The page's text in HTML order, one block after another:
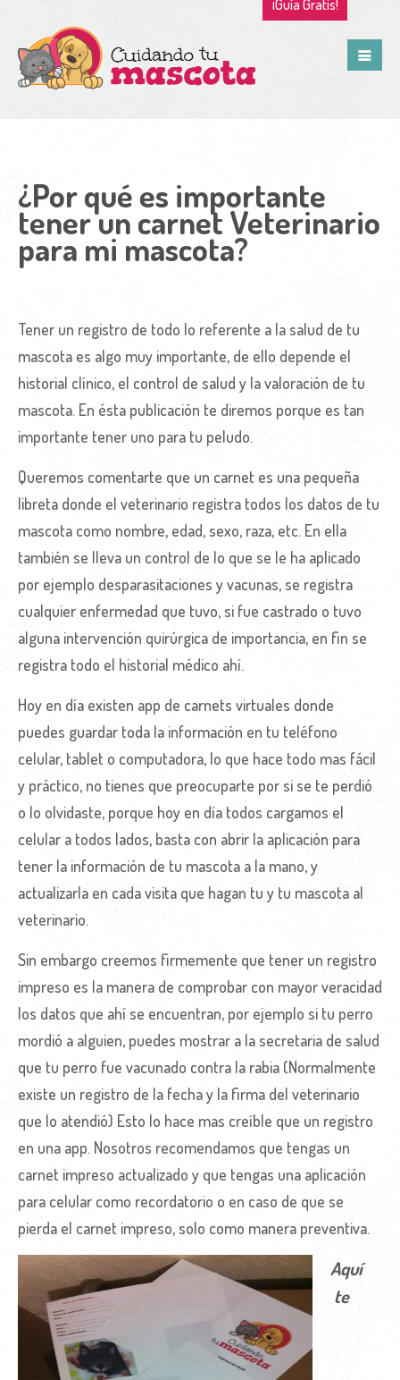
¡Guía Gratis!
¿Por qué es importante
tener un carnet Veterinario
para mi mascota?
Tener un registro de todo lo referente a la salud de tu
mascota es algo muy importante, de ello depende el
historial clínico, el control de salud y la valoración de tu
mascota. En ésta publicación te diremos porque es tan
importante tener uno para tu peludo.
Queremos comentarte que un carnet es una pequeña
libreta donde el veterinario registra todos los datos de tu
mascota como nombre, edad, sexo, raza, etc. En ella
también se lleva un control de lo que se le ha aplicado
por ejemplo desparasitaciones y vacunas, se registra
cualquier enfermedad que tuvo, si fue castrado o tuvo
alguna intervención quirúrgica de importancia, en fin se
registra todo el historial médico ahí.
Hoy en día existen app de carnets virtuales donde
puedes guardar toda la información en tu teléfono
celular, tablet o computadora, lo que hace todo mas fácil
y práctico, no tienes que preocuparte por si se te perdió
o lo olvidaste, porque hoy en día todos cargamos el
celular a todos lados, basta con abrir la aplicación para
tener la información de tu mascota a la mano, y
actualizarla en cada visita que hagan tu y tu mascota al
veterinario.
Sin embargo creemos firmemente que tener un registro
impreso es la manera de comprobar con mayor veracidad
los datos que ahí se encuentran, por ejemplo si tu perro
mordió a alguien, puedes mostrar a la secretaria de salud
que tu perro fue vacunado contra la rabia (Normalmente
existe un registro de la fecha y la firma del veterinario
que lo atendió) Esto lo hace mas creíble que un registro
en una app. Nosotros recomendamos que tengas un
carnet impreso actualizado y que tengas una aplicación
para celular como recordatorio o en caso de que se
pierda el carnet impreso, solo como manera preventiva.
Aquí
te